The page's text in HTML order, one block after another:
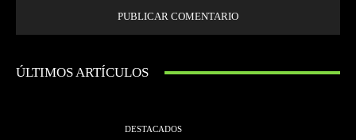
ÚLTIMOS ARTÍCULOS
DESTACADOS